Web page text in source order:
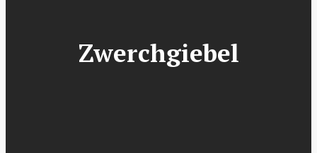
Zwerchgiebel